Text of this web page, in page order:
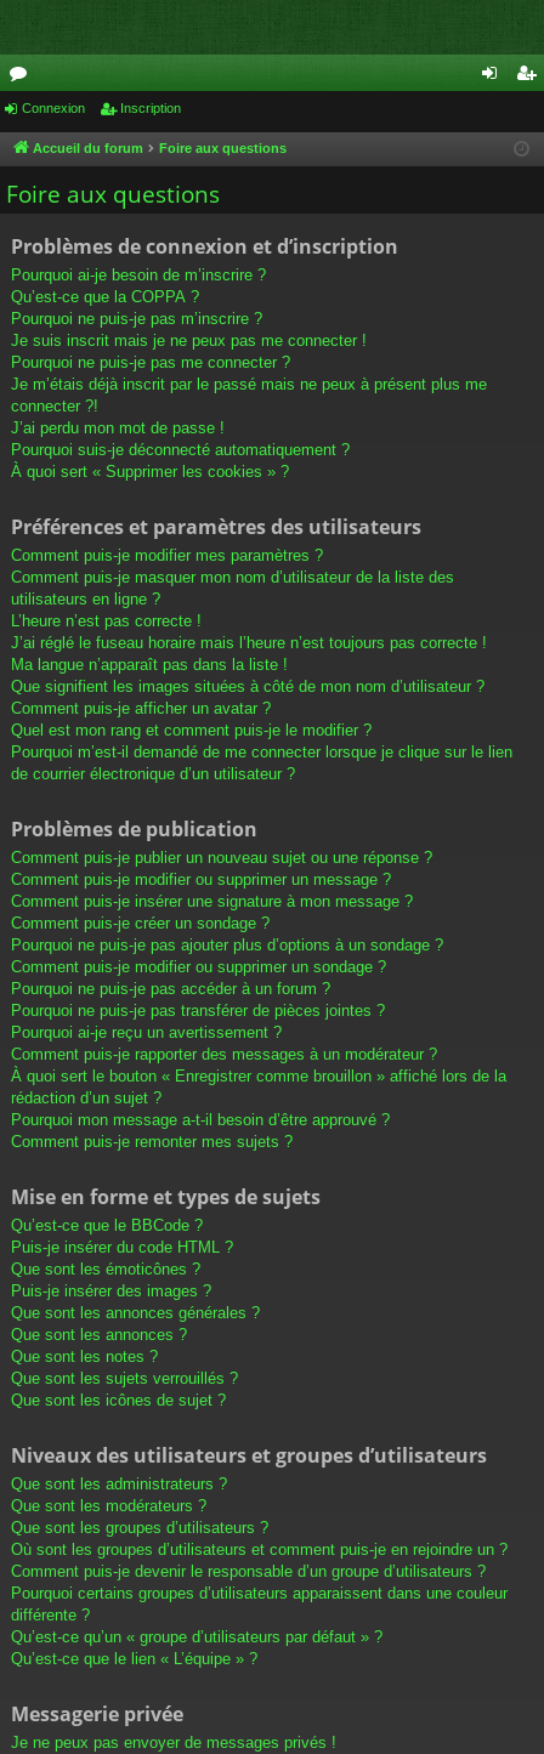
or
u
m
cri
Connexion Inscription
Accueil du forum Foire aux questions
Foire aux questions
Problèmes de connexion et d’inscription
Pourquoi ai-je besoin de m’inscrire ?
Qu’est-ce que la COPPA ?
Pourquoi ne puis-je pas m’inscrire ?
Je suis inscrit mais je ne peux pas me connecter !
Pourquoi ne puis-je pas me connecter ?
Je m’étais déjà inscrit par le passé mais ne peux à présent plus me
connecter ?!
J’ai perdu mon mot de passe !
Pourquoi suis-je déconnecté automatiquement ?
À quoi sert « Supprimer les cookies » ?
Préférences et paramètres des utilisateurs
Comment puis-je modifier mes paramètres ?
Comment puis-je masquer mon nom d’utilisateur de la liste des
utilisateurs en ligne ?
L’heure n’est pas correcte !
J’ai réglé le fuseau horaire mais l’heure n’est toujours pas correcte !
Ma langue n’apparaît pas dans la liste !
Que signifient les images situées à côté de mon nom d’utilisateur ?
Comment puis-je afficher un avatar ?
Quel est mon rang et comment puis-je le modifier ?
Pourquoi m’est-il demandé de me connecter lorsque je clique sur le lien
de courrier électronique d’un utilisateur ?
Problèmes de publication
Comment puis-je publier un nouveau sujet ou une réponse ?
Comment puis-je modifier ou supprimer un message ?
Comment puis-je insérer une signature à mon message ?
Comment puis-je créer un sondage ?
Pourquoi ne puis-je pas ajouter plus d’options à un sondage ?
Comment puis-je modifier ou supprimer un sondage ?
Pourquoi ne puis-je pas accéder à un forum ?
Pourquoi ne puis-je pas transférer de pièces jointes ?
Pourquoi ai-je reçu un avertissement ?
Comment puis-je rapporter des messages à un modérateur ?
À quoi sert le bouton « Enregistrer comme brouillon » affiché lors de la
rédaction d’un sujet ?
Pourquoi mon message a-t-il besoin d’être approuvé ?
Comment puis-je remonter mes sujets ?
Mise en forme et types de sujets
Qu’est-ce que le BBCode ?
Puis-je insérer du code HTML ?
Que sont les émoticônes ?
Puis-je insérer des images ?
Que sont les annonces générales ?
Que sont les annonces ?
Que sont les notes ?
Que sont les sujets verrouillés ?
Que sont les icônes de sujet ?
Niveaux des utilisateurs et groupes d’utilisateurs
Que sont les administrateurs ?
Que sont les modérateurs ?
Que sont les groupes d’utilisateurs ?
Où sont les groupes d’utilisateurs et comment puis-je en rejoindre un ?
Comment puis-je devenir le responsable d’un groupe d’utilisateurs ?
Pourquoi certains groupes d’utilisateurs apparaissent dans une couleur
différente ?
Qu’est-ce qu’un « groupe d’utilisateurs par défaut » ?
Qu’est-ce que le lien « L’équipe » ?
Messagerie privée
Je ne peux pas envoyer de messages privés !